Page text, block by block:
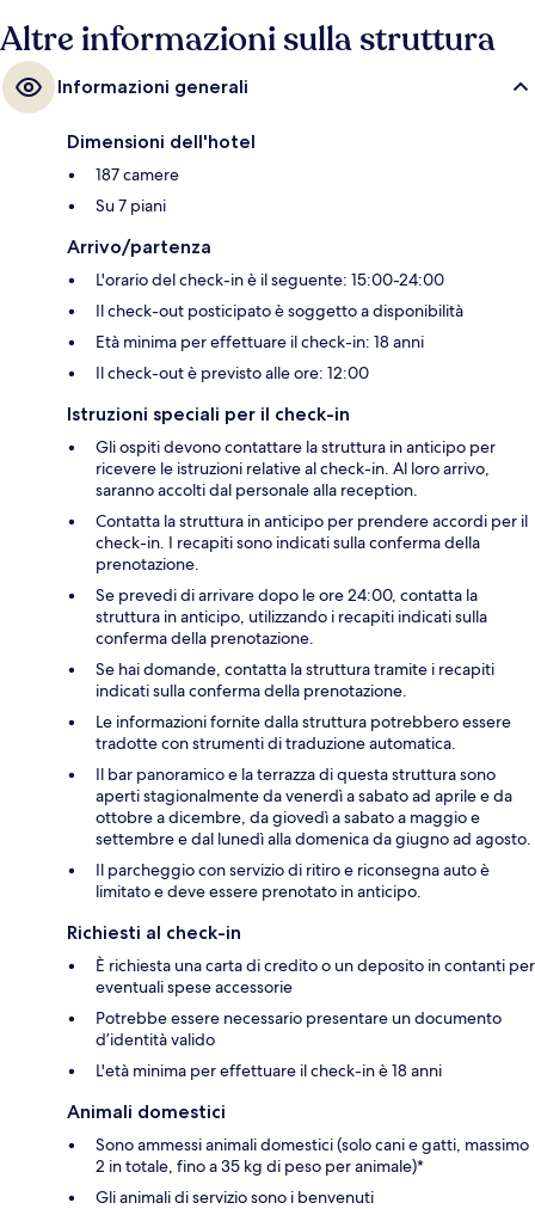
Docklands a 11 min a piedi.
Altre informazioni sulla struttura
Informazioni generali
Dimensioni dell'hotel
187 camere
Su 7 piani
Arrivo/partenza
L'orario del check-in è il seguente: 15:00-24:00
Il check-out posticipato è soggetto a disponibilità
Età minima per effettuare il check-in: 18 anni
Il check-out è previsto alle ore: 12:00
Istruzioni speciali per il check-in
Gli ospiti devono contattare la struttura in anticipo per
ricevere le istruzioni relative al check-in. Al loro arrivo,
saranno accolti dal personale alla reception.
Contatta la struttura in anticipo per prendere accordi per il
check-in. I recapiti sono indicati sulla conferma della
prenotazione.
Se prevedi di arrivare dopo le ore 24:00, contatta la
struttura in anticipo, utilizzando i recapiti indicati sulla
conferma della prenotazione.
Se hai domande, contatta la struttura tramite i recapiti
indicati sulla conferma della prenotazione.
Le informazioni fornite dalla struttura potrebbero essere
tradotte con strumenti di traduzione automatica.
Il bar panoramico e la terrazza di questa struttura sono
aperti stagionalmente da venerdì a sabato ad aprile e da
ottobre a dicembre, da giovedì a sabato a maggio e
settembre e dal lunedì alla domenica da giugno ad agosto.
Il parcheggio con servizio di ritiro e riconsegna auto è
limitato e deve essere prenotato in anticipo.
Richiesti al check-in
È richiesta una carta di credito o un deposito in contanti per
eventuali spese accessorie
Potrebbe essere necessario presentare un documento
d’identità valido
L'età minima per effettuare il check-in è 18 anni
Animali domestici
Sono ammessi animali domestici (solo cani e gatti, massimo
2 in totale, fino a 35 kg di peso per animale)*
Gli animali di servizio sono i benvenuti